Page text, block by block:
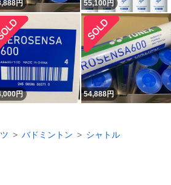
円 55,100円
円 54,888円
バドミントン シャトル